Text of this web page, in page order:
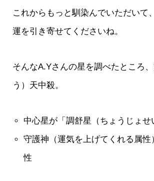
これからもっと馴染んでいただいて
運を引き寄せてくださいね。
そんなA.Yさんの星を調べたところ
う）天中殺。
中心星が「調舒星（ちょうじょせ
守護神（運気を上げてくれる属性
性